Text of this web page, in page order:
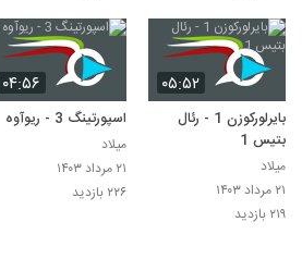
۰۵:۵۲
بایرلورکوزن 1 - رئال
بتیس 1
میلاد
۲۱ مرداد ۱۴۰۳
۲۱۹ بازدید
۰۴:۵۶
اسپورتینگ 3 - ریوآوه 1
میلاد
۲۱ مرداد ۱۴۰۳
۲۲۶ بازدید